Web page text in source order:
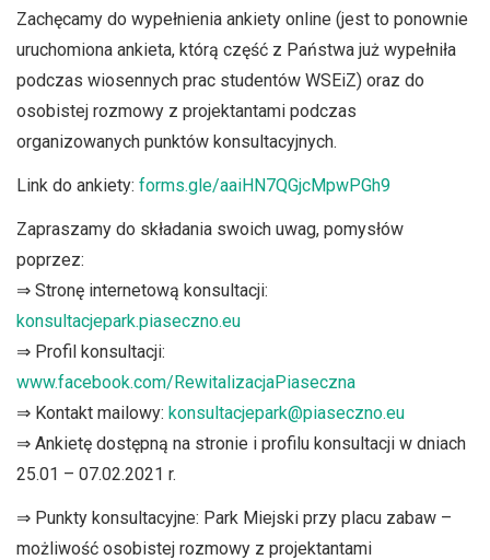
Zachęcamy do wypełnienia ankiety online (jest to ponownie
uruchomiona ankieta, którą część z Państwa już wypełniła
podczas wiosennych prac studentów WSEiZ) oraz do
osobistej rozmowy z projektantami podczas
organizowanych punktów konsultacyjnych.
Link do ankiety: forms.gle/aaiHN7QGjcMpwPGh9
Zapraszamy do składania swoich uwag, pomysłów
poprzez:
⇒ Stronę internetową konsultacji:
konsultacjepark.piaseczno.eu
⇒ Profil konsultacji:
www.facebook.com/RewitalizacjaPiaseczna
⇒ Kontakt mailowy: konsultacjepark@piaseczno.eu
⇒ Ankietę dostępną na stronie i profilu konsultacji w dniach
25.01 – 07.02.2021 r.
⇒ Punkty konsultacyjne: Park Miejski przy placu zabaw –
możliwość osobistej rozmowy z projektantami